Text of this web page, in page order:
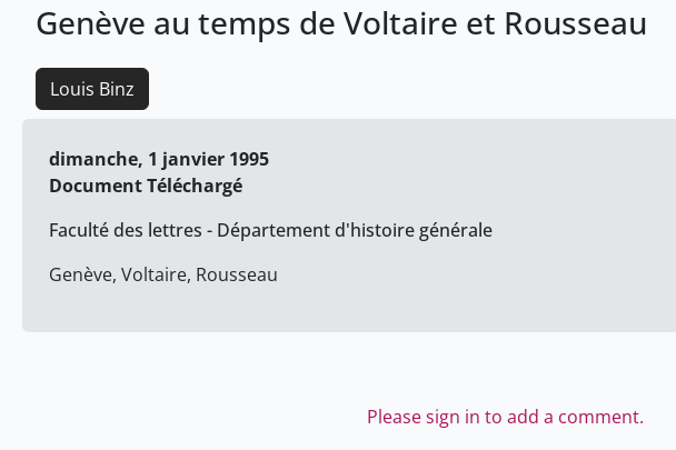
Genève au temps de Voltaire et Rousseau
Louis Binz
dimanche, 1 janvier 1995
Document Téléchargé
Faculté des lettres - Département d'histoire générale
Genève, Voltaire, Rousseau
Please sign in to add a comment.